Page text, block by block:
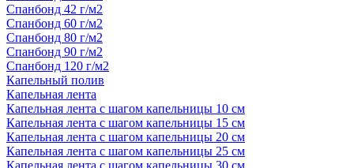
Спанбонд 42 г/м2
Спанбонд 60 г/м2
Спанбонд 80 г/м2
Спанбонд 90 г/м2
Спанбонд 120 г/м2
Капельный полив
Капельная лента
Капельная лента с шагом капельницы 10 см
Капельная лента с шагом капельницы 15 см
Капельная лента с шагом капельницы 20 см
Капельная лента с шагом капельницы 25 см
Капельная лента с шагом капельницы 30 см